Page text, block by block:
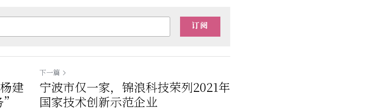
订阅
建
下一篇
宁波市仅一家，锦浪科技荣列2021年
国家技术创新示范企业